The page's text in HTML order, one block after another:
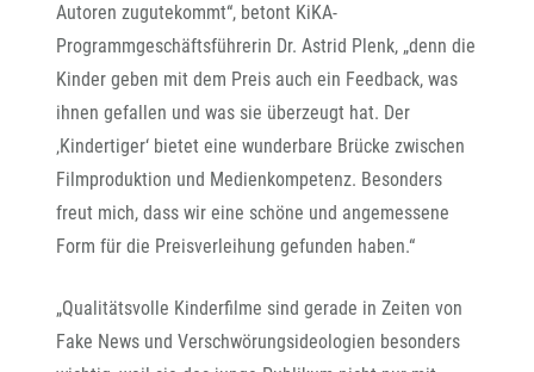
Autoren zugutekommt“, betont KiKA-
Programmgeschäftsführerin Dr. Astrid Plenk, „denn die
Kinder geben mit dem Preis auch ein Feedback, was
ihnen gefallen und was sie überzeugt hat. Der
‚Kindertiger‘ bietet eine wunderbare Brücke zwischen
Filmproduktion und Medienkompetenz. Besonders
freut mich, dass wir eine schöne und angemessene
Form für die Preisverleihung gefunden haben.“
„Qualitätsvolle Kinderfilme sind gerade in Zeiten von
Fake News und Verschwörungsideologien besonders